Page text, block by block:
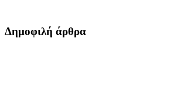
Δημοφιλή άρθρα